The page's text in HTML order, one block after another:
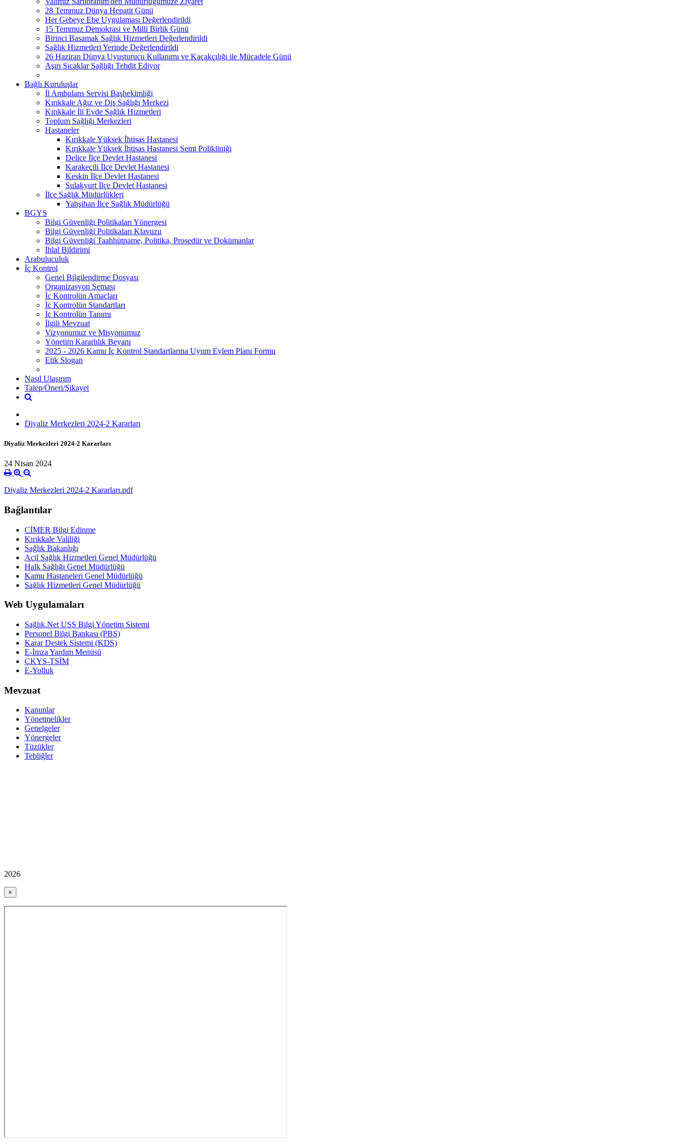
28 Temmuz Dünya Hepatit Günü
Her Gebeye Ebe Uygulaması Değerlendirildi
15 Temmuz Demokrasi ve Milli Birlik Günü
Birinci Basamak Sağlık Hizmetleri Değerlendirildi
Sağlık Hizmetleri Yerinde Değerlendirildi
26 Haziran Dünya Uyuşturucu Kullanımı ve Kaçakçılığı ile Mücadele Günü
Aşırı Sıcaklar Sağlığı Tehdit Ediyor
Bağlı Kuruluşlar
İl Ambulans Servisi Başhekimliği
Kırıkkale Ağız ve Diş Sağlığı Merkezi
Kırıkkale İli Evde Sağlık Hizmetleri
Toplum Sağlığı Merkezleri
Hastaneler
Kırıkkale Yüksek İhtisas Hastanesi
Kırıkkale Yüksek İhtisas Hastanesi Semt Polikliniği
Delice İlçe Devlet Hastanesi
Karakeçili İlçe Devlet Hastanesi
Keskin İlçe Devlet Hastanesi
Sulakyurt İlçe Devlet Hastanesi
İlçe Sağlık Müdürlükleri
Yahşihan İlçe Sağlık Müdürlüğü
BGYS
Bilgi Güvenliği Politikaları Yönergesi
Bilgi Güvenliği Politikaları Klavuzu
Bilgi Güvenliği Taahhütname, Politika, Prosedür ve Dokümanlar
İhlal Bildirimi
Arabuluculuk
İç Kontrol
Genel Bilgilendirme Dosyası
Organizasyon Şeması
İç Kontrolün Amaçları
İç Kontrolün Standartları
İç Kontrolün Tanımı
İlgili Mevzuat
Vizyonumuz ve Misyonumuz
Yönetim Kararlılık Beyanı
2025 - 2026 Kamu İç Kontrol Standartlarına Uyum Eylem Planı Formu
Etik Slogan
Nasıl Ulaşırım
Talep/Öneri/Şikayet
Diyaliz Merkezleri 2024-2 Kararları
Diyaliz Merkezleri 2024-2 Kararları
24 Nisan 2024
Diyaliz Merkezleri 2024-2 Kararları.pdf
Bağlantılar
CİMER Bilgi Edinme
Kırıkkale Valiliği
Sağlık Bakanlığı
Acil Sağlık Hizmetleri Genel Müdürlüğü
Halk Sağlığı Genel Müdürlüğü
Kamu Hastaneleri Genel Müdürlüğü
Sağlık Hizmetleri Genel Müdürlüğü
Web Uygulamaları
Sağlık.Net USS Bilgi Yönetim Sistemi
Personel Bilgi Bankası (PBS)
Karar Destek Sistemi (KDS)
E-İmza Yardım Menüsü
ÇKYS-TSİM
E-Yolluk
Mevzuat
Kanunlar
Yönetmelikler
Genelgeler
Yönergeler
Tüzükler
Tebliğler
2026
×